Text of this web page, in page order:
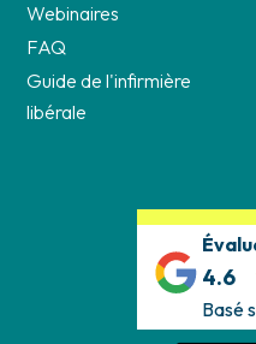
Webinaires
FAQ
Guide de l'infirmière
libérale
4.6
Basé